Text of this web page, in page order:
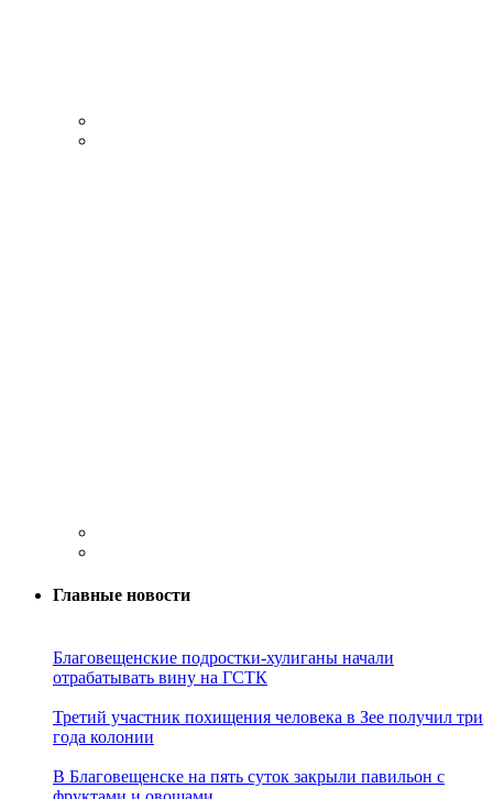
Главные новости
Благовещенские подростки-хулиганы начали
отрабатывать вину на ГСТК
Третий участник похищения человека в Зее получил три
года колонии
В Благовещенске на пять суток закрыли павильон с